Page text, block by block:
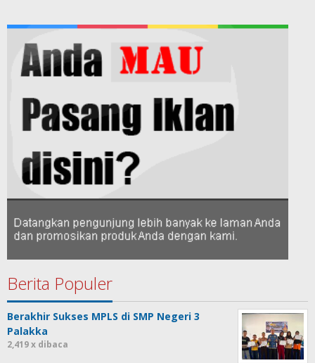
Berita Populer
Berakhir Sukses MPLS di SMP Negeri 3
Palakka
2,419 x dibaca